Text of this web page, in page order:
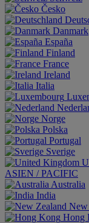
Česko
Danmark
España
Finland
France
Ireland
Italia
Norge
Polska
Portugal
Sverige
ASIEN / PACIFIC
Australia
India
New
Hong